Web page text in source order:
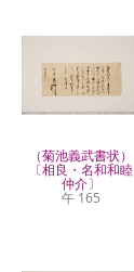
（菊池義武書状）
〔相良・名和和睦
仲介〕
午 165